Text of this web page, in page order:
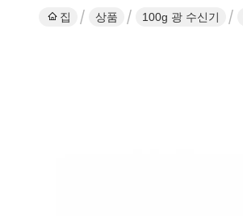
집 상품 100g 광 수신기